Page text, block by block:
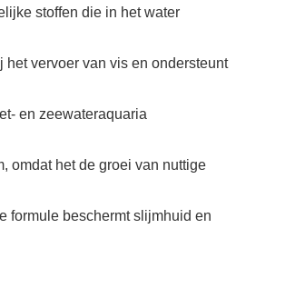
stoffen die in het water
vervoer van vis en ondersteunt
en zeewateraquaria
omdat het de groei van nuttige
formule beschermt slijmhuid en